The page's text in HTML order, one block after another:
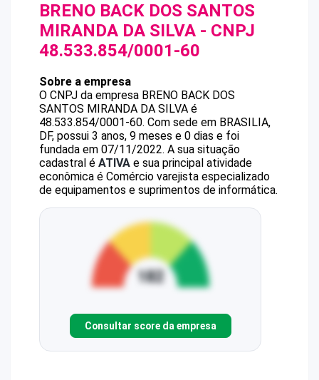
BRENO BACK DOS SANTOS
MIRANDA DA SILVA - CNPJ
48.533.854/0001-60
Sobre a empresa
O CNPJ da empresa BRENO BACK DOS
SANTOS MIRANDA DA SILVA é
48.533.854/0001-60. Com sede em BRASILIA,
DF, possui 3 anos, 9 meses e 0 dias e foi
fundada em 07/11/2022. A sua situação
cadastral é ATIVA e sua principal atividade
econômica é Comércio varejista especializado
de equipamentos e suprimentos de informática.
Consultar score da empresa